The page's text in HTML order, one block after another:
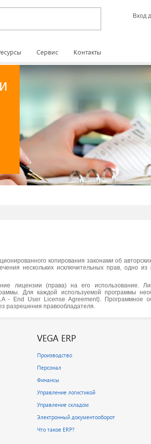
Вход
Сервис Контакты
Управление
Надежная система с
логикой для полноценного
моделирования структуры
ведения грамотной модели
учета и поддержки систем
идентификации
копирования законами об
нескольких исключительных прав, одно
лицензии (права) на его использование.
Для каждой используемой программы
- End User License Agreement). Программное
разрешения правообладателя.
VEGA ERP
Производство
Персонал
Финансы
Управление логистикой
Управление складом
Электронный документооборот
Что такое ERP?